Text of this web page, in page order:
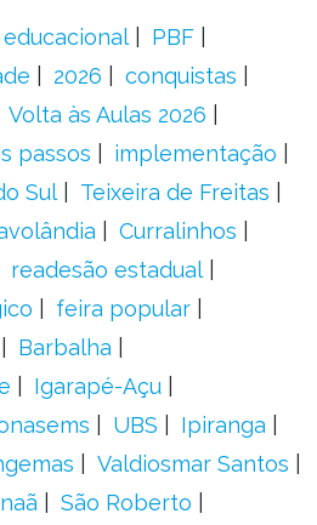
PBF
2026
conquistas
Volta às Aulas 2026
passos
implementação
Sul
Teixeira de Freitas
Curralinhos
readesão estadual
feira popular
Barbalha
Igarapé-Açu
UBS
Ipiranga
Valdiosmar Santos
São Roberto